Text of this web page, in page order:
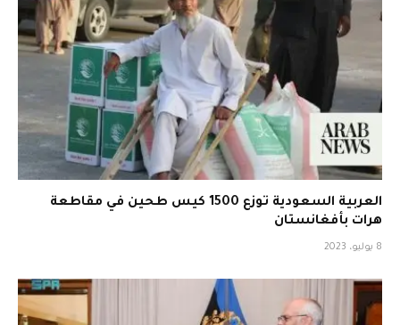
العربية السعودية توزع 1500 كيس طحين في مقاطعة
هرات بأفغانستان
8 يوليو، 2023